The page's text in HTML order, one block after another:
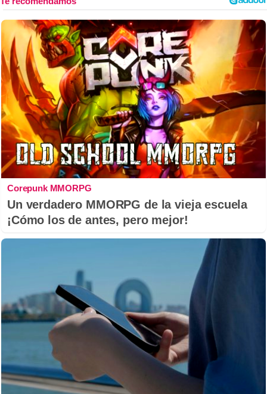
Corepunk MMORPG
Un verdadero MMORPG de la vieja escuela
¡Cómo los de antes, pero mejor!